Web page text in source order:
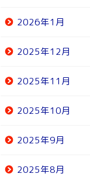
2026年1月
2025年12月
2025年11月
2025年10月
2025年9月
2025年8月